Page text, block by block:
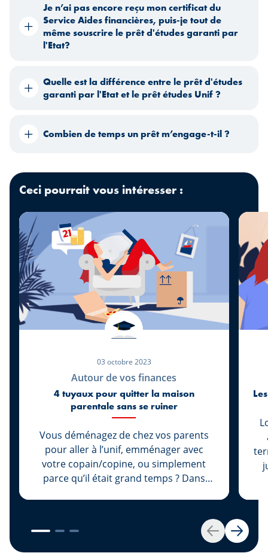
Je n’ai pas encore reçu mon certificat du
Service Aides financières, puis-je tout de
même souscrire le prêt d'études garanti par
l'Etat?
Quelle est la différence entre le prêt d'études
garanti par l'Etat et le prêt études Unif ?
Combien de temps un prêt m’engage-t-il ?
Ceci pourrait vous intéresser :
Retour
03 octobre 2023
Autour de vos finances
4 tuyaux pour quitter la maison
parentale sans se ruiner
Vous déménagez de chez vos parents
pour aller à l’unif, emménager avec
votre copain/copine, ou simplement
parce qu’il était grand temps ? Dans
avec vos couleurs préférées ou mettre
la musique à fond à trois heures du
matin, ou pas... Toutefois, maintenant
juin.